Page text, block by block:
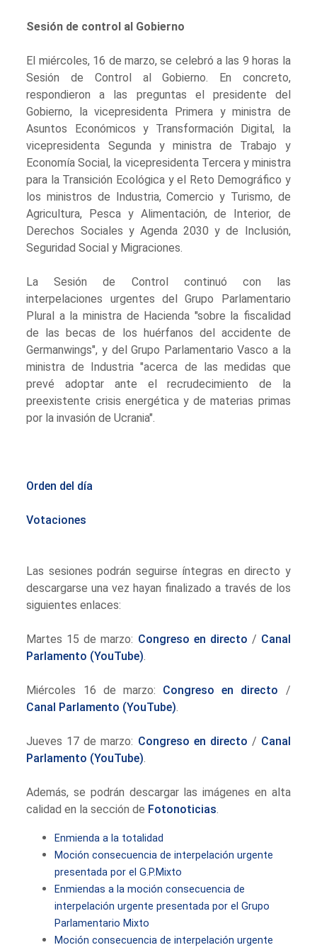
Sesión de control al Gobierno
El miércoles, 16 de marzo, se celebró a las 9 horas la
Sesión de Control al Gobierno. En concreto,
respondieron a las preguntas el presidente del
Gobierno, la vicepresidenta Primera y ministra de
Asuntos Económicos y Transformación Digital, la
vicepresidenta Segunda y ministra de Trabajo y
Economía Social, la vicepresidenta Tercera y ministra
para la Transición Ecológica y el Reto Demográfico y
los ministros de Industria, Comercio y Turismo, de
Agricultura, Pesca y Alimentación, de Interior, de
Derechos Sociales y Agenda 2030 y de Inclusión,
Seguridad Social y Migraciones.
La Sesión de Control continuó con las
interpelaciones urgentes del Grupo Parlamentario
Plural a la ministra de Hacienda "sobre la fiscalidad
de las becas de los huérfanos del accidente de
Germanwings", y del Grupo Parlamentario Vasco a la
ministra de Industria "acerca de las medidas que
prevé adoptar ante el recrudecimiento de la
preexistente crisis energética y de materias primas
por la invasión de Ucrania".
Orden del día
Votaciones
Las sesiones podrán seguirse íntegras en directo y
descargarse una vez hayan finalizado a través de los
siguientes enlaces:
Martes 15 de marzo: Congreso en directo / Canal
Parlamento (YouTube)
Miércoles 16 de marzo: Congreso en directo /
Canal Parlamento (YouTube)
Jueves 17 de marzo: Congreso en directo / Canal
Parlamento (YouTube)
Además, se podrán descargar las imágenes en alta
calidad en la sección de Fotonoticias
Enmienda a la totalidad
Moción consecuencia de interpelación urgente
presentada por el G.P.Mixto
Enmiendas a la moción consecuencia de
interpelación urgente presentada por el Grupo
Parlamentario Mixto
Moción consecuencia de interpelación urgente